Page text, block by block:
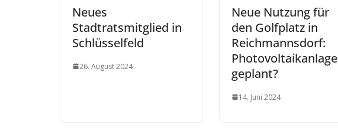
Neues
Stadtratsmitglied in
Schlüsselfeld
26. August 2024
Neue Nutzung für
den Golfplatz in
Reichmannsdorf:
Photovoltaikanlage
geplant?
14. Juni 2024